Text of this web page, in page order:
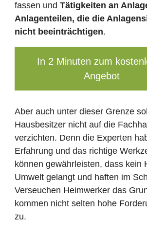
fassen und Tätigkeiten an
Anlagenteilen, die die
nicht beeinträchtigen.
In 2 Minuten zum
Angebot
Aber auch unter dieser Grenze
Hausbesitzer nicht auf die
verzichten. Denn die Experten
Erfahrung und das richtige
können gewährleisten, dass kein
Umwelt gelangt und haften im
Verseuchen Heimwerker das
kommen nicht selten hohe
zu.